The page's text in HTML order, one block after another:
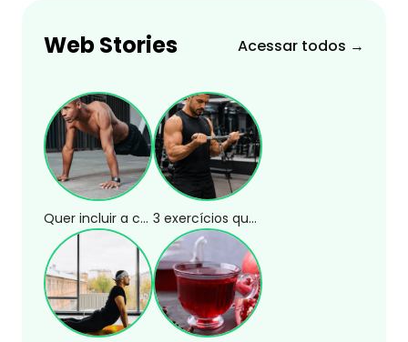
tudo no piloto automático. Essa sensação é
Embora […]
Web Stories Acessar todos →
Quer incluir a calistenia no seu treino? Confira 3 exercícios! 3 exercícios que substituem a rosca direta na polia